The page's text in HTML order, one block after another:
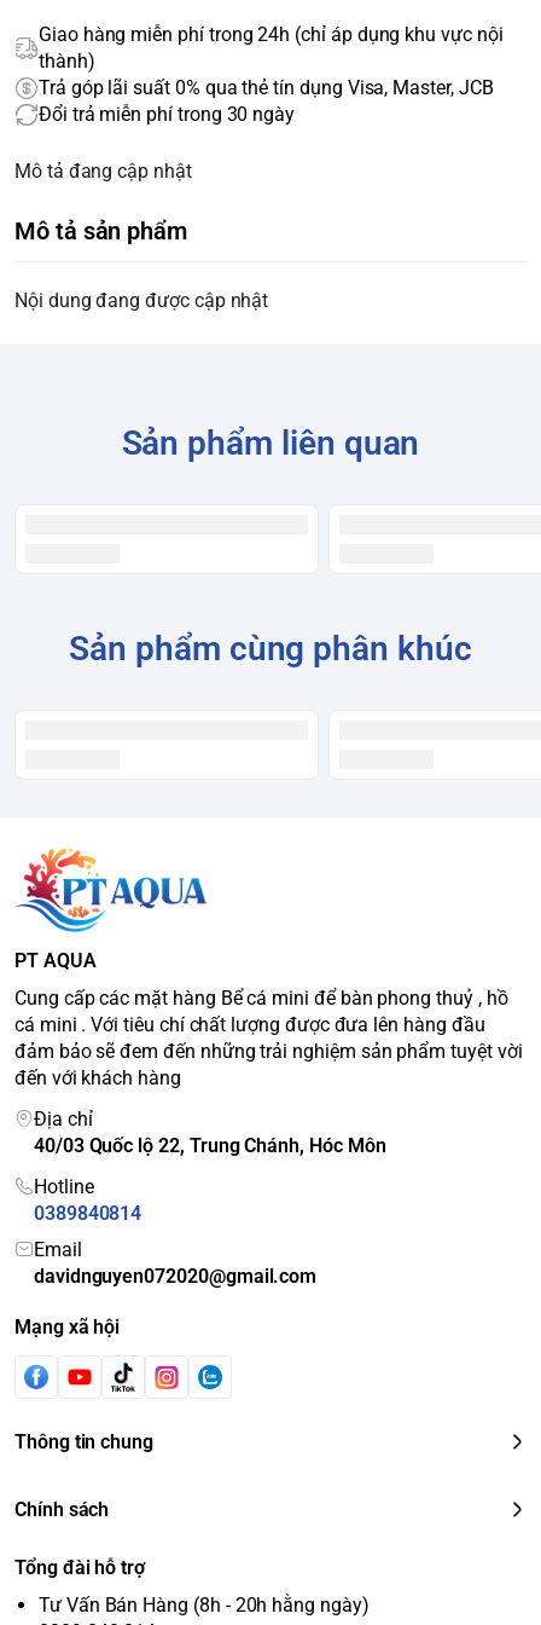
Giao hàng miễn phí trong 24h (chỉ áp dụng khu vực nội
thành)
Trả góp lãi suất 0% qua thẻ tín dụng Visa, Master, JCB
Đổi trả miễn phí trong 30 ngày
Mô tả đang cập nhật
Mô tả sản phẩm
Nội dung đang được cập nhật
Sản phẩm liên quan
Sản phẩm cùng phân khúc
PT AQUA
Cung cấp các mặt hàng Bể cá mini để bàn phong thuỷ , hồ
cá mini . Với tiêu chí chất lượng được đưa lên hàng đầu
đảm bảo sẽ đem đến những trải nghiệm sản phẩm tuyệt vời
đến với khách hàng
Địa chỉ
40/03 Quốc lộ 22, Trung Chánh, Hóc Môn
Hotline
0389840814
Email
davidnguyen072020@gmail.com
Mạng xã hội
Thông tin chung
Chính sách
Tổng đài hỗ trợ
Tư Vấn Bán Hàng (8h - 20h hằng ngày)